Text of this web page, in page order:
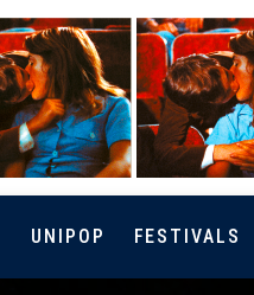
UNIPOP FESTIVALS